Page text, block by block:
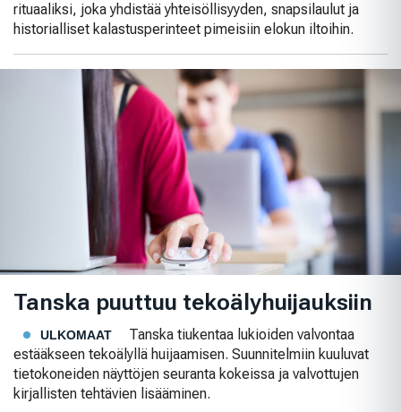
rituaaliksi, joka yhdistää yhteisöllisyyden, snapsilaulut ja
historialliset kalastusperinteet pimeisiin elokun iltoihin.
Tanska puuttuu tekoälyhuijauksiin
ULKOMAAT
Tanska tiukentaa lukioiden valvontaa
estääkseen tekoälyllä huijaamisen. Suunnitelmiin kuuluvat
tietokoneiden näyttöjen seuranta kokeissa ja valvottujen
kirjallisten tehtävien lisääminen.